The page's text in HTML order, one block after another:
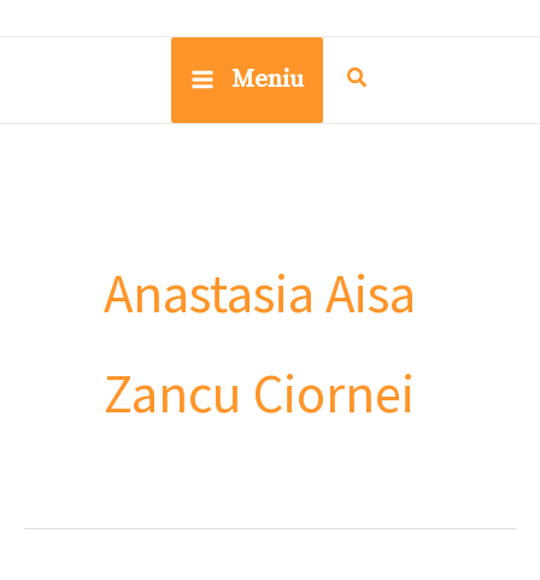
Meniu
Anastasia Aisa
Zancu Ciornei